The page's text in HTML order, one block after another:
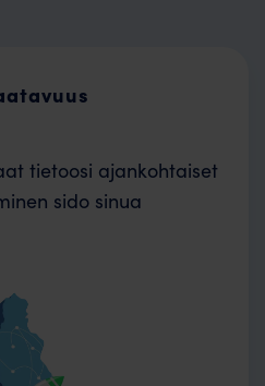
tietoosi ajankohtaiset
sido sinua